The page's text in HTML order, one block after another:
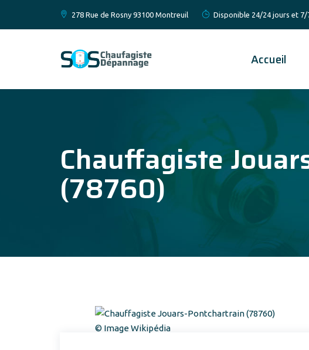
278 Rue de Rosny 93100 Montreuil Disponible 24/24 jours et 7/
Accueil
Chauffagiste
(78760)
© Image Wikipédia